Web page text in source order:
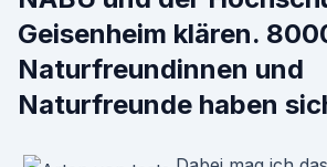
Geisenheim klären.
Naturfreundinnen und
Naturfreunde haben